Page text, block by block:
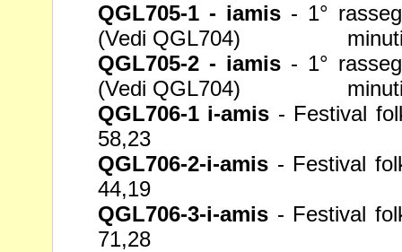
QGL705-1 - iamis - 1°
(Vedi QGL704) minuti
QGL705-2 - iamis - 1°
(Vedi QGL704) minuti
QGL706-1 i-amis - Festival
58,23
QGL706-2-i-amis - Festival
44,19
QGL706-3-i-amis - Festival
71,28